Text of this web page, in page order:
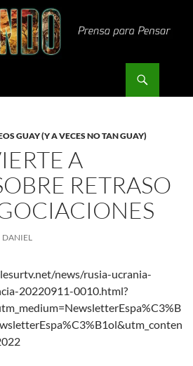
GUAY (Y A VECES NO TAN GUAY)
A
RETRASO
DANIEL
news/rusia-ucrania-
20220911-0010.html?